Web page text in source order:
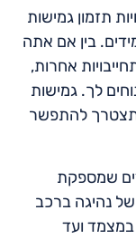
תזמון גמישות
בין אם אתה
אחרות,
לך. גמישות
להתפשר
שמספקת
של נהיגה ברכב
במצמד ועד